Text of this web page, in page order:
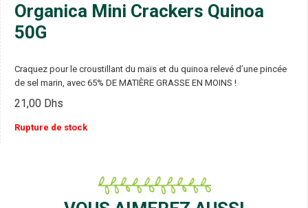
Organica Mini Crackers Quinoa
50G
Craquez pour le croustillant du maïs et du quinoa relevé d’une pincée
de sel marin, avec 65% DE MATIÈRE GRASSE EN MOINS !
21,00 Dhs
Rupture de stock